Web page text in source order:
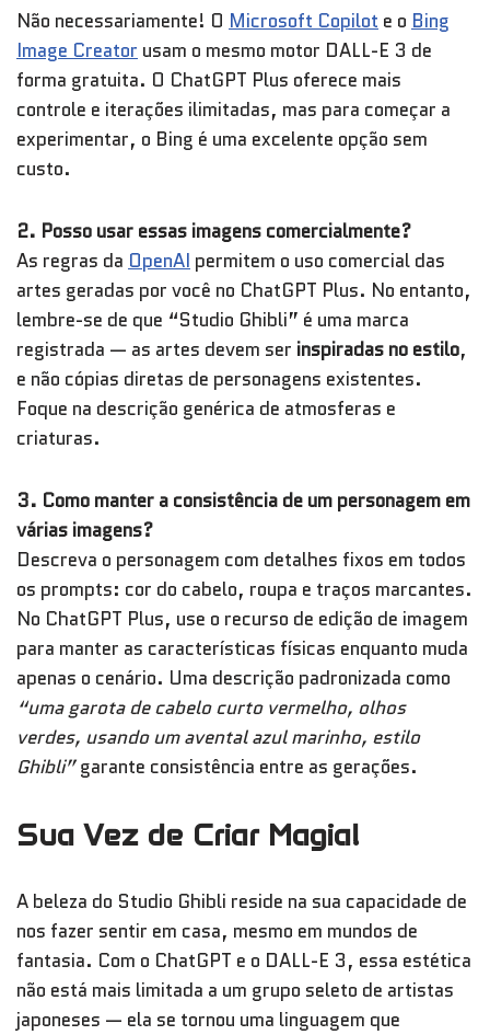
Não necessariamente! O Microsoft Copilot e o Bing
Image Creator usam o mesmo motor DALL-E 3 de
forma gratuita. O ChatGPT Plus oferece mais
controle e iterações ilimitadas, mas para começar a
experimentar, o Bing é uma excelente opção sem
custo.
2. Posso usar essas imagens comercialmente?
As regras da OpenAI permitem o uso comercial das
artes geradas por você no ChatGPT Plus. No entanto,
lembre-se de que “Studio Ghibli” é uma marca
registrada — as artes devem ser inspiradas no estilo,
e não cópias diretas de personagens existentes.
Foque na descrição genérica de atmosferas e
criaturas.
3. Como manter a consistência de um personagem em
várias imagens?
Descreva o personagem com detalhes fixos em todos
os prompts: cor do cabelo, roupa e traços marcantes.
No ChatGPT Plus, use o recurso de edição de imagem
para manter as características físicas enquanto muda
apenas o cenário. Uma descrição padronizada como
“uma garota de cabelo curto vermelho, olhos
verdes, usando um avental azul marinho, estilo
Ghibli”garante consistência entre as gerações.
Sua Vez de Criar Magia!
A beleza do Studio Ghibli reside na sua capacidade de
nos fazer sentir em casa, mesmo em mundos de
fantasia. Com o ChatGPT e o DALL-E 3, essa estética
não está mais limitada a um grupo seleto de artistas
japoneses — ela se tornou uma linguagem que